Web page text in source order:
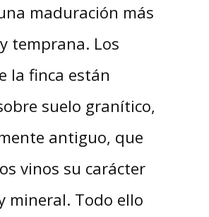
maduración más
temprana. Los
la finca están
suelo granítico,
antiguo, que
vinos su carácter
mineral. Todo ello